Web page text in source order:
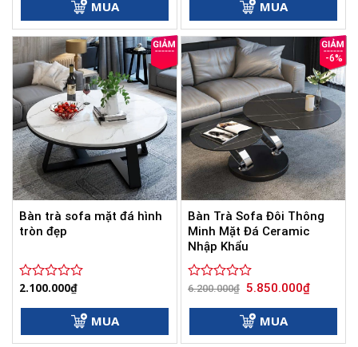
5
sao
MUA
5
sao
2.300.000₫.
MUA
Bàn trà sofa mặt đá hình
tròn đẹp
Được
5
2.100.000₫
MUA
-6%
Bàn Trà Sofa Đôi Thông
Minh Mặt Đá Ceramic
Nhập Khẩu
Được
5
6.200.000₫ Giá
là:
6.200.000₫.
5.850.000₫Giá
hiện
tại
MUA